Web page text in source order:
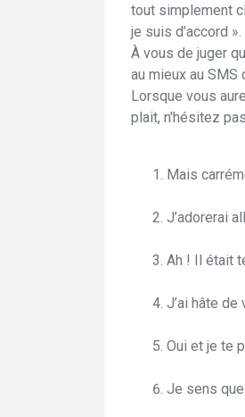
tout simplement
je suis d’accord ».
À vous de juger
au mieux au
Lorsque vous
plait, n'hésitez
Mais
J’adorerai
Ah ! Il était
J’ai hâte
Oui et je te
Je sens